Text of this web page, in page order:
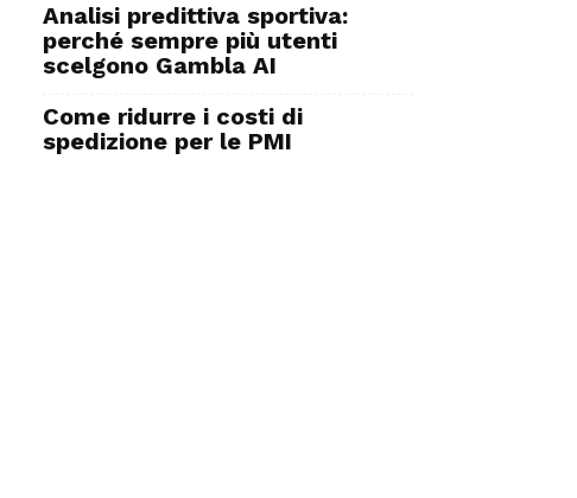
Analisi predittiva sportiva:
perché sempre più utenti
scelgono Gambla AI
Come ridurre i costi di
spedizione per le PMI